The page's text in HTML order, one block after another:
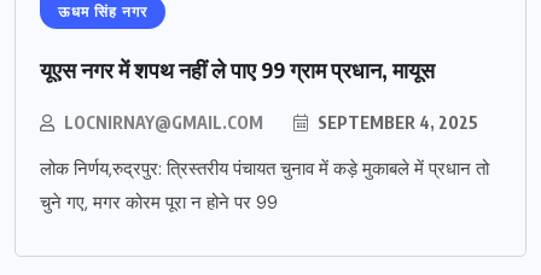
ऊधम सिंह नगर
यूएस नगर में शपथ नहीं ले पाए 99 ग्राम प्रधान, मायूस
LOCNIRNAY@GMAIL.COM SEPTEMBER 4, 2025
लोक निर्णय,रुद्रपुर: त्रिस्तरीय पंचायत चुनाव में कड़े मुकाबले में प्रधान तो
चुने गए, मगर कोरम पूरा न होने पर 99